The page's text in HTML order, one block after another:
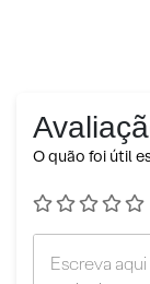
O quão foi útil